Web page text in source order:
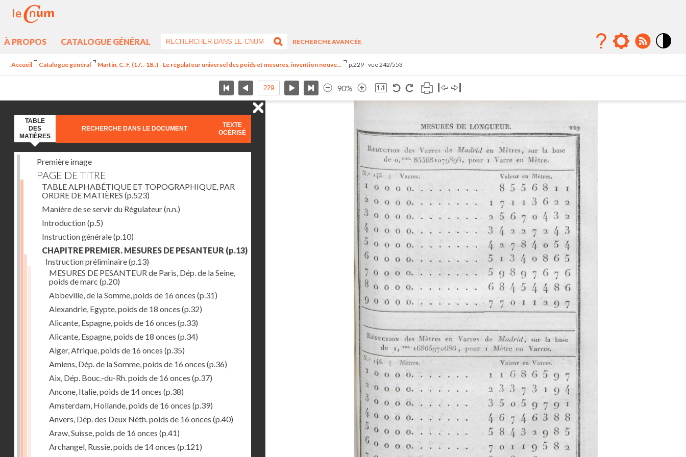
À PROPOS CATALOGUE GÉNÉRAL
RECHERCHE AVANCÉE
Accueil Catalogue général Martin, C. F. (17..-18..) - Le régulateur universel des poids et mesures, invention nouve... p.229 - vue 242/553
90%
TABLE
DES
MATIÈRES
RECHERCHE DANS LE DOCUMENT
TEXTE
OCÉRISÉ
Première image
PAGE DE TITRE
TABLE ALPHABÉTIQUE ET TOPOGRAPHIQUE, PAR
ORDRE DE MATIÈRES (p.523)
Manière de se servir du Régulateur(n.n.)
Introduction(p.5)
Instruction générale(p.10)
CHAPITRE PREMIER. MESURES DE PESANTEUR (p.13)
Instruction préliminaire(p.13)
MESURES DE PESANTEUR de Paris, Dép. de la Seine,
poids de marc (p.20)
Abbeville, de la Somme, poids de 16 onces (p.31)
Alexandrie, Egypte, poids de 18 onces (p.32)
Alicante, Espagne, poids de 16 onces (p.33)
Alicante, Espagne, poids de 18 onces (p.34)
Alger, Afrique, poids de 16 onces (p.35)
Amiens, Dép. de la Somme, poids de 16 onces (p.36)
Aix, Dép. Bouc.-du-Rh. poids de 16 onces (p.37)
Ancone, Italie, poids de 14 onces (p.38)
Amsterdam, Hollande, poids de 16 onces (p.39)
Anvers, Dép. des Deux Nèth. poids de 16 onces (p.40)
Araw, Suisse, poids de 16 onces (p.41)
Archangel, Russie, poids de 14 onces (p.121)